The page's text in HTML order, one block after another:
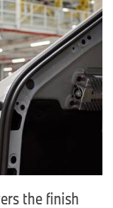
the finish